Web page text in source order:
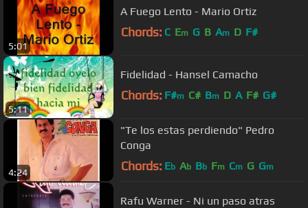
5:01
A Fuego Lento - Mario Ortiz
Chords: C Em G B Am D F#
5:11
Fidelidad - Hansel Camacho
Chords: F#m C# Bm D A F# G#
4:24
"Te los estas perdiendo" Pedro
Conga
Chords: Eb Ab Bb Fm Cm G Gm
Rafu Warner - Ni un paso atras